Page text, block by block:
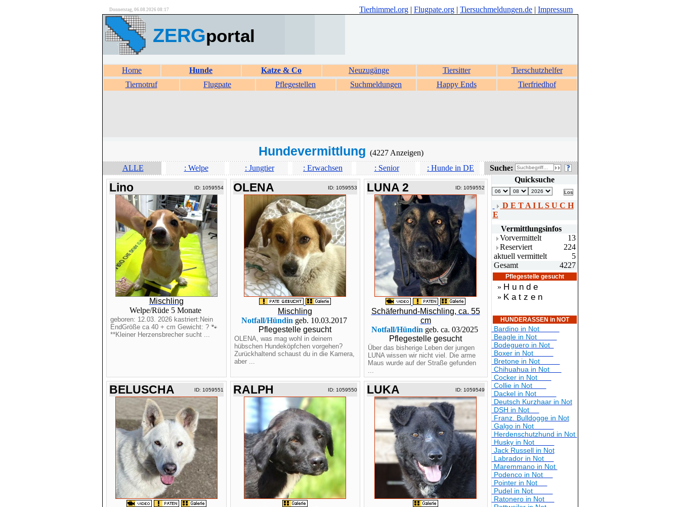
Donnerstag, 06.08.2026 08:17 Tierhimmel.org | Flugpate.org | Tiersuchmeldungen.de | Impressum
ZERGportal
Home Hunde Katze & Co Neuzugänge Tiersitter
Tierschutzhelfer
Tiernotruf
Flugpate Pflegestellen Suchmeldungen Happy Ends Tierfriedhof
Hundevermittlung (4227 Anzeigen)
ALLE
: Welpe : Jungtier : Erwachsen : Senior : Hunde in DE Suche:
Lino ID: 1059554
Mischling
Welpe/Rüde 5 Monate
geboren: 12.03. 2026 kastriert:Nein
EndGröße ca 40 + cm Gewicht: ? 🐾
**Kleiner Herzensbrecher sucht ...
OLENA ID: 1059553
Mischling
Notfall/Hündin geb. 10.03.2017
Pflegestelle gesucht
OLENA, was mag wohl in deinem
hübschen Hundeköpfchen vorgehen?
Zurückhaltend schaust du in die Kamera,
aber ...
LUNA 2 ID: 1059552
Schäferhund-Mischling, ca. 55
cm
Notfall/Hündin geb. ca. 03/2025
Pflegestelle gesucht
Über das bisherige Leben der jungen
LUNA wissen wir nicht viel. Die arme
Maus wurde auf der Straße gefunden
...
BELUSCHA ID: 1059551 RALPH ID: 1059550 LUKA ID: 1059549
Quicksuche
D E T A I L S U C H
E
Vermittlungsinfos
Vorvermittelt
13
Reserviert
224
aktuell vermittelt
5
Gesamt
4227
Pflegestelle gesucht
» H u n d e
» K a t z e n
HUNDERASSEN in NOT
Bardino in Not
Beagle in Not
Bodeguero in Not
Boxer in Not
Bretone in Not
Chihuahua in Not
Cocker in Not
Collie in Not
Dackel in Not
Deutsch Kurzhaar in Not
DSH in Not
Franz. Bulldogge in Not
Galgo in Not
Herdenschutzhund in Not
Husky in Not
Jack Russell in Not
Labrador in Not
Maremmano in Not
Podenco in Not
Pointer in Not
Pudel in Not
Ratonero in Not